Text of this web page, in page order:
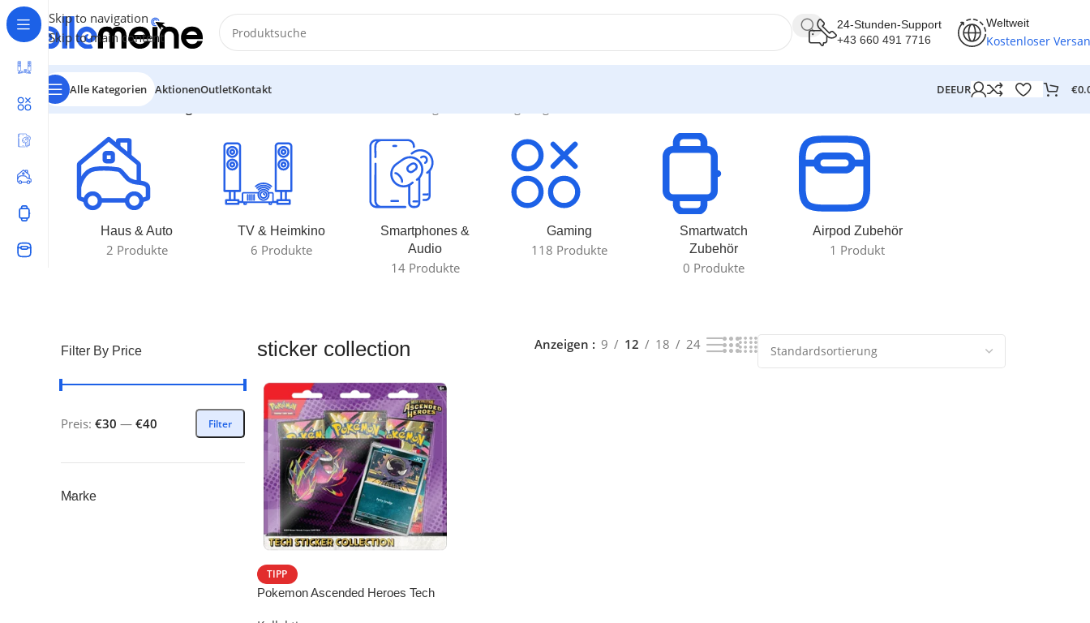
Skip to navigation
Skip to main content
24-Stunden-Support
+43 660 491 7716
Weltweit
Kostenloser
Alle Kategorien AktionenOutletKontakt DEEUR €
Start/Produkte verschlagwortet mit „sticker collection“
Haus & Auto
2 Produkte
TV & Heimkino
6 Produkte
Smartphones &
Audio
14 Produkte
Gaming
118 Produkte
Smartwatch
Zubehör
0 Produkte
Airpod Zubehör
1 Produkt
Filter By Price
Filter
Preis: €30 — €40
Marke
sticker collection Anzeigen 9 12 18 24
TIPP
Pokemon Ascended Heroes Tech